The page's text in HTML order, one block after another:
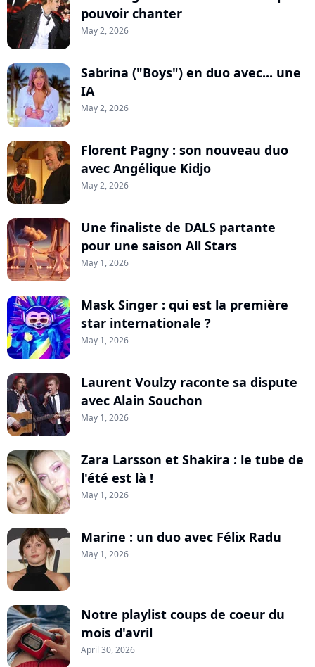
pouvoir chanter
May 2, 2026
Sabrina ("Boys") en duo avec... une
IA
May 2, 2026
Florent Pagny : son nouveau duo
avec Angélique Kidjo
May 2, 2026
Une finaliste de DALS partante
pour une saison All Stars
May 1, 2026
Mask Singer : qui est la première
star internationale ?
May 1, 2026
Laurent Voulzy raconte sa dispute
avec Alain Souchon
May 1, 2026
Zara Larsson et Shakira : le tube de
l'été est là !
May 1, 2026
Marine : un duo avec Félix Radu
May 1, 2026
Notre playlist coups de coeur du
mois d'avril
April 30, 2026